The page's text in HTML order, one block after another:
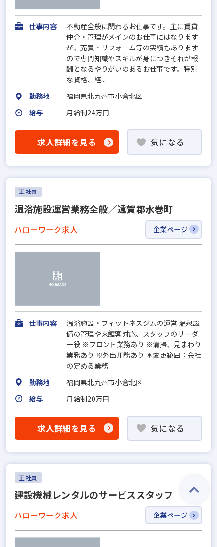
仕事内容
不動産全般に関わるお仕事です。主に賃貸
仲介・管理がメインのお仕事にはなります
が、売買・リフォーム等の実績もあります
ので専門知識やスキルが身につきそれが報
酬となるやりがいのあるお仕事です。特別
な資格、経...
勤務地
福岡県北九州市小倉北区
給与
月給制24万円
求人詳細を見る 気になる
正社員
温浴施設運営業務全般／遠賀郡水巻町
ハローワーク求人 企業ページ
仕事内容
温浴施設・フィットネスジムの運営 温泉設
備の管理や来館客対応、スタッフのリーダ
ー役 ※フロント業務あり ※清掃、見まわり
業務あり ※外出用務あり ＊変更範囲：会社
の定める業務
勤務地
福岡県北九州市小倉北区
給与
月給制20万円
求人詳細を見る 気になる
正社員
建設機械レンタルのサービススタッフ
ハローワーク求人 企業ページ